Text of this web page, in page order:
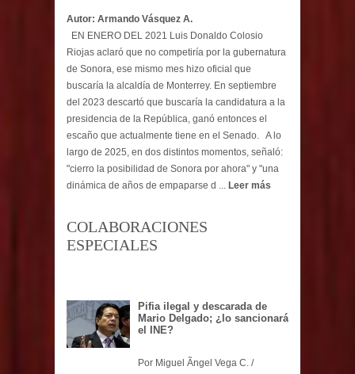
Autor: Armando Vásquez A.
EN ENERO DEL 2021 Luis Donaldo Colosio
Riojas aclaró que no competiría por la gubernatura
de Sonora, ese mismo mes hizo oficial que
buscaría la alcaldía de Monterrey. En septiembre
del 2023 descartó que buscaría la candidatura a la
presidencia de la República, ganó entonces el
escaño que actualmente tiene en el Senado. A lo
largo de 2025, en dos distintos momentos, señaló:
"cierro la posibilidad de Sonora por ahora" y "una
dinámica de años de empaparse d ... Leer más
COLABORACIONES
ESPECIALES
Pifia ilegal y descarada de
Mario Delgado; ¿lo sancionará
el INE?
Por Miguel Ãngel Vega C. /